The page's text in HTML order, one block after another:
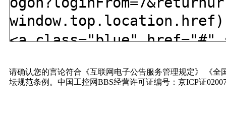
请确认您的言论符合《互联网电子公告服务管理规定》 《
坛规范条例。中国工控网BBS经营许可证编号：京ICP证